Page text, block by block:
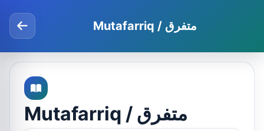
Mutafarriq / متفرق
Mutafarriq / متفرق